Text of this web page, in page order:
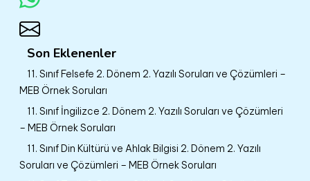
Son Eklenenler
11. Sınıf Felsefe 2. Dönem 2. Yazılı Soruları ve Çözümleri –
MEB Örnek Soruları
11. Sınıf İngilizce 2. Dönem 2. Yazılı Soruları ve Çözümleri
– MEB Örnek Soruları
11. Sınıf Din Kültürü ve Ahlak Bilgisi 2. Dönem 2. Yazılı
Soruları ve Çözümleri – MEB Örnek Soruları